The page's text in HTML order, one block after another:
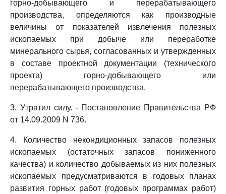
горно-добывающего и перерабатывающего
производства, определяются как производные
величины от показателей извлечения полезных
ископаемых при добыче или переработке
минерального сырья, согласованных и утвержденных
в составе проектной документации (технического
проекта) горно-добывающего или
перерабатывающего производства.
3. Утратил силу. - Постановление Правительства РФ
от 14.09.2009 N 736.
4. Количество некондиционных запасов полезных
ископаемых (остаточных запасов пониженного
качества) и количество добываемых из них полезных
ископаемых предусматриваются в годовых планах
развития горных работ (годовых программах работ)